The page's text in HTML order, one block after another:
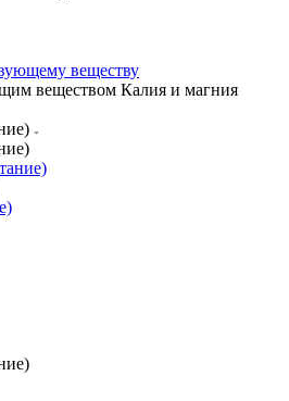
веществу
веществом Калия и магния